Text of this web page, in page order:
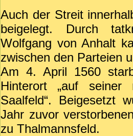
Auch der Streit
beigelegt. Durch
Wolfgang von Anhalt
zwischen den Parteien
Am 4. April 1560
Hinterort „auf
Saalfeld“. Beigesetzt
Jahr zuvor
zu Thalmannsfeld.